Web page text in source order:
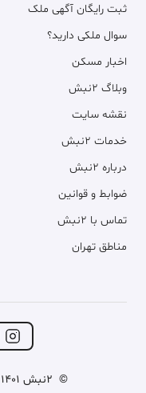
ثبت رایگان آگهی ملک
سوال ملکی دارید؟
اخبار مسکن
وبلاگ ۲نبش
نقشه سایت
خدمات ۲نبش
درباره ۲نبش
ضوابط و قوانین
تماس با ۲نبش
مناطق تهران
© 2نبش 1401